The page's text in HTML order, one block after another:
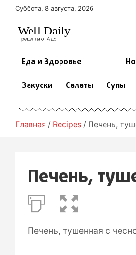
Суббота, 8 августа, 2026
Еда и Здоровье
Закуски Салаты Супы
Главная Recipes Печень,
Печень,
Печень, тушенная с